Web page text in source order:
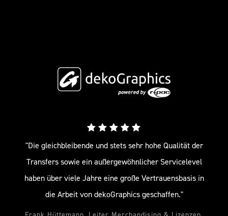
"Die gleichbleibende und stets sehr hohe Qualität der
Transfers sowie ein außergewöhnlicher Servicelevel
haben über viele Jahre eine große Vertrauensbasis in
die Arbeit von dekoGraphics geschaffen."